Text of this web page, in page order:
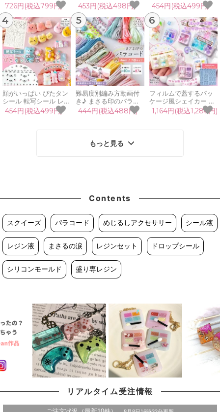
726円(税込799円)
液 15ml シール用 のり
接着剤 粘着 復活 簡単
ハケ ぷっくり シール交
換 手作り クラフト ハ
ンドメイド
GreenOceanオリジナ
ル
453円(税込498円)
シールセット 20mm
15mm 13mm 10mm 円
定規 製図 透明 大量 女
の子 大人 推し活 クラ
フト 手芸 ハンドメイド
手作り
454円(税込499円)
4
顔がいっぱい ぴたタン
シール 転写シール レジ
ンシール レジン封入 装
飾シール 透明 こするだ
454円(税込499円)
5
難易度別編み方動画付
き♪ まさる印のパラコ
ード 10m 7m 4mm 7芯
カラー ロープ 紐 初心
手芸 ハンドメイド
444円(税込488円)
6
フィルムで蓋するパッ
ケージ風シェイカー シ
リコンモールド ブリス
ターパッケージ シャカ
1,164円(税込1,280円)
もっと見る
Contents
スクイーズ パラコード めじるしアクセサリー シール液
レジン液 まさるの涙 レジンセット ドロップシール
シリコンモールド 盛り専レジン
リアルタイム受注情報